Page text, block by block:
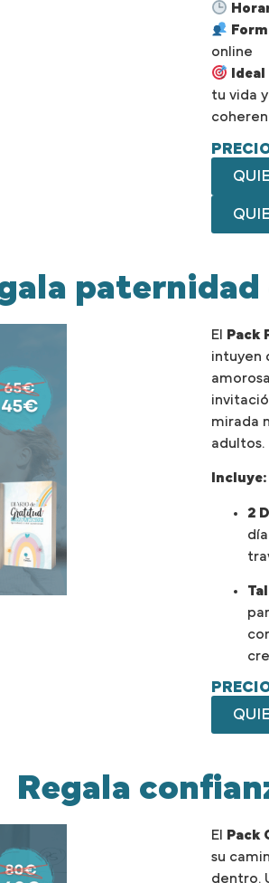
online
tu vida
El Pack
intuyen
mirada
adultos.
Incluye:
2
Regala
El Pack
su
dentro.